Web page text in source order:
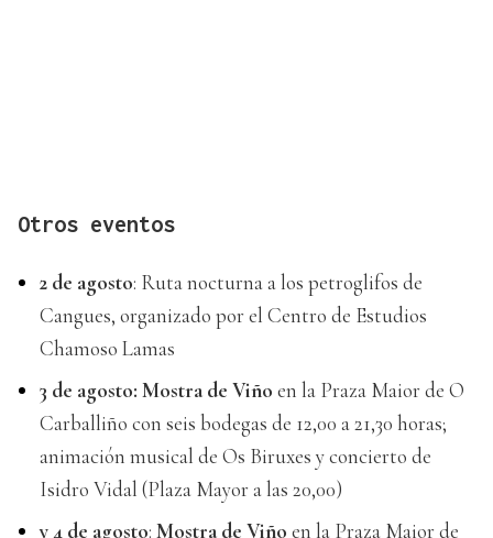
Otros eventos
2 de agosto: Ruta nocturna a los petroglifos de
Cangues, organizado por el Centro de Estudios
Chamoso Lamas
3 de agosto: Mostra de Viño en la Praza Maior de O
Carballiño con seis bodegas de 12,00 a 21,30 horas;
animación musical de Os Biruxes y concierto de
Isidro Vidal (Plaza Mayor a las 20,00)
y 4 de agosto: Mostra de Viño en la Praza Maior de